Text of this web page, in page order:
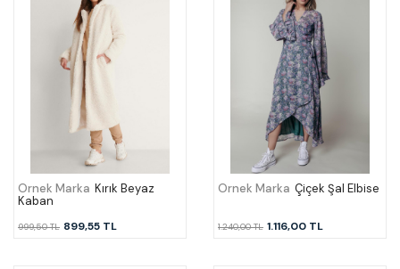
Örnek Marka Kırık Beyaz
Kaban
999,50 TL 899,55 TL
Örnek Marka Çiçek Şal Elbise
1.240,00 TL 1.116,00 TL